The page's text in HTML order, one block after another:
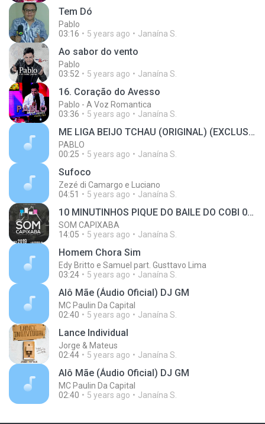
Tem Dó
Pablo
03:16
5 years ago Janaína S.
Ao sabor do vento
Pablo
03:52
5 years ago Janaína S.
16. Coração do Avesso
Pablo - A Voz Romantica
03:36
5 years ago Janaína S.
ME LIGA BEIJO TCHAU (ORIGINAL) (EXCLUSIVA DO MEGA)
PABLO
00:25
5 years ago Janaína S.
Sufoco
Zezé di Camargo e Luciano
04:51
5 years ago Janaína S.
10 MINUTINHOS PIQUE DO BAILE DO COBI 002 [DJ WR DO
SOM CAPIXABA
14:05
5 years ago Janaína S.
Homem Chora Sim
Edy Britto e Samuel part. Gusttavo Lima
03:24
5 years ago Janaína S.
Alô Mãe (Áudio Oficial) DJ GM
MC Paulin Da Capital
02:40
5 years ago Janaína S.
Lance Individual
Jorge & Mateus
02:44
5 years ago Janaína S.
Alô Mãe (Áudio Oficial) DJ GM
MC Paulin Da Capital
02:40
5 years ago Janaína S.